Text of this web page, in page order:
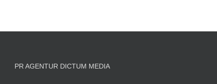
PR AGENTUR DICTUM MEDIA